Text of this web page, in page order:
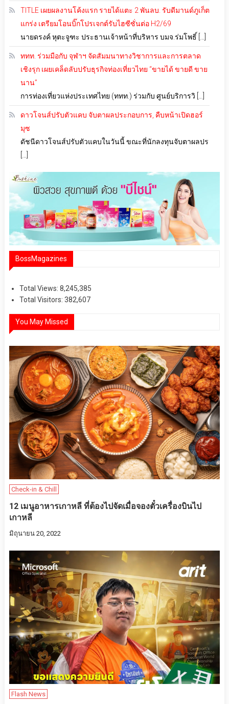
TITLE เผยผลงานโค้งแรก รายได้แตะ 2 พันลบ. รับดีมานด์ภูเก็ต
แกร่ง เตรียมโอนบิ๊กโปรเจกต์รับไฮซีซั่นต่อ H2/69
นายดรงค์ หุตะจูฑะ ประธานเจ้าหน้าที่บริหาร บมจ.ร่มโพธิ์ […]
ททท. ร่วมมือกับ จุฬาฯ จัดสัมมนาทางวิชาการและการตลาด
เชิงรุก เผยเคล็ดลับปรับธุรกิจท่องเที่ยวไทย “ขายได้ ขายดี ขาย
นาน”
การท่องเที่ยวแห่งประเทศไทย (ททท.) ร่วมกับ ศูนย์บริการวิ […]
ดาวโจนส์ปรับตัวแคบ จับตาผลประกอบการ, คืบหน้าเปิดฮอร์
มุซ
ดัชนีดาวโจนส์ปรับตัวแคบในวันนี้ ขณะที่นักลงทุนจับตาผลปร
BossMagazines
Total Views: 8,245,385
Total Visitors: 382,607
You May Missed
Check-in & Chill
12 เมนูอาหารเกาหลี ที่ต้องไปจัดเมื่อจองตั๋วเครื่องบินไป
เกาหลี
มิถุนายน 20, 2022
Flash News